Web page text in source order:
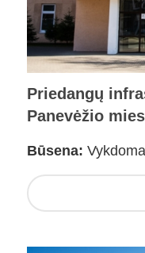
Priedangų
Panevėžio
Būsena: